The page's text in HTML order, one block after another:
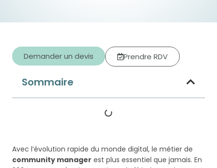
Demander un devis Prendre RDV
Sommaire
Avec l’évolution rapide du monde digital, le métier de
community manager est plus essentiel que jamais. En